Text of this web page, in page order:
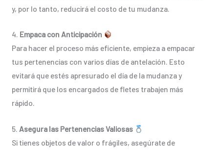
y, por lo tanto, reducirá el costo de tu mudanza.
4. Empaca con Anticipación
Para hacer el proceso más eficiente, empieza a empacar
tus pertenencias con varios días de antelación. Esto
evitará que estés apresurado el día de la mudanza y
permitirá que los encargados de fletes trabajen más
rápido.
5. Asegura las Pertenencias Valiosas
Si tienes objetos de valor o frágiles, asegúrate de